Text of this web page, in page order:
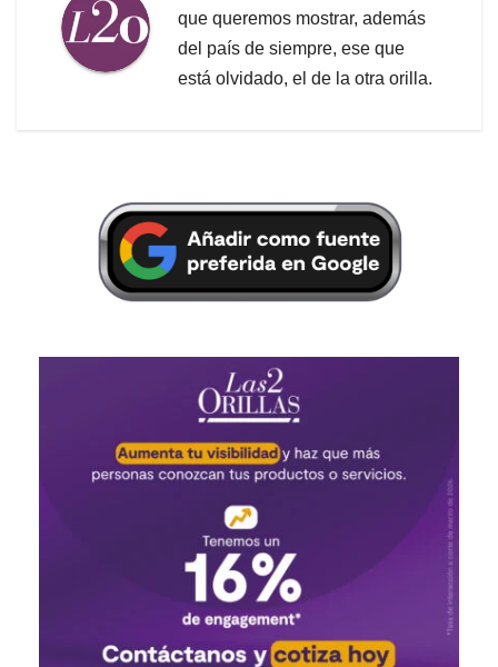
que queremos mostrar, además
del país de siempre, ese que
está olvidado, el de la otra orilla.